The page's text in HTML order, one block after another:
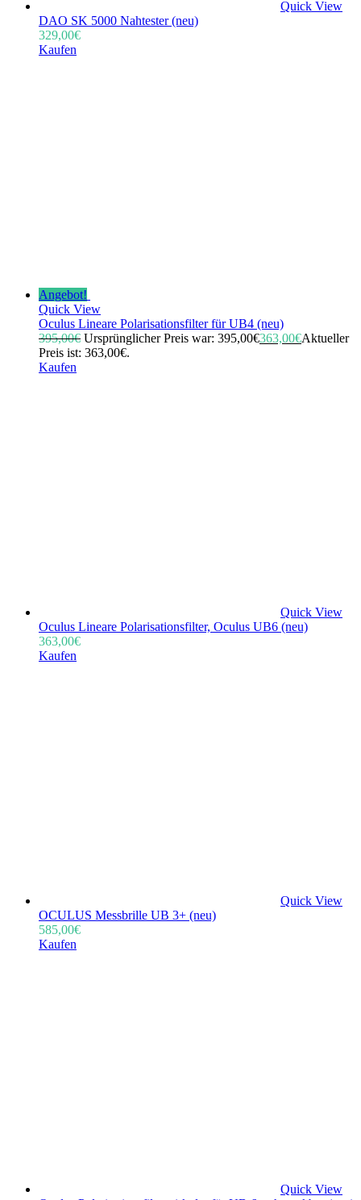
Quick View
DAO SK 5000 Nahtester (neu)
329,00€
Kaufen
Angebot!
Quick View
Oculus Lineare Polarisationsfilter für UB4 (neu)
395,00€ Ursprünglicher Preis war: 395,00€363,00€Aktueller
Preis ist: 363,00€.
Kaufen
Quick View
Oculus Lineare Polarisationsfilter, Oculus UB6 (neu)
363,00€
Kaufen
Quick View
OCULUS Messbrille UB 3+ (neu)
585,00€
Kaufen
Quick View